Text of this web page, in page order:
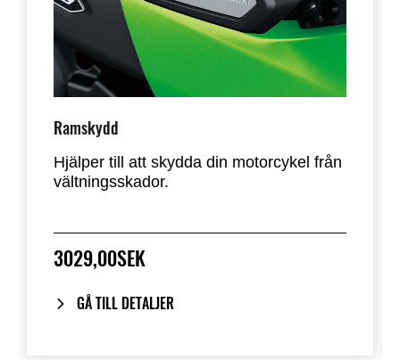
Ramskydd
Hjälper till att skydda din motorcykel från
vältningsskador.
3029,00SEK
GÅ TILL DETALJER